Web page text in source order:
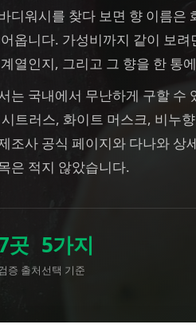
디워시를 찾다 보면 향 이름은
옵니다. 가성비까지 같이 보
열인지, 그리고 그 향을 한 통
는 국내에서 무난하게 구할 수
트러스, 화이트 머스크, 비누
조사 공식 페이지와 다나와 상
은 적지 않았습니다.
곳
증 출처
5가지
선택 기준